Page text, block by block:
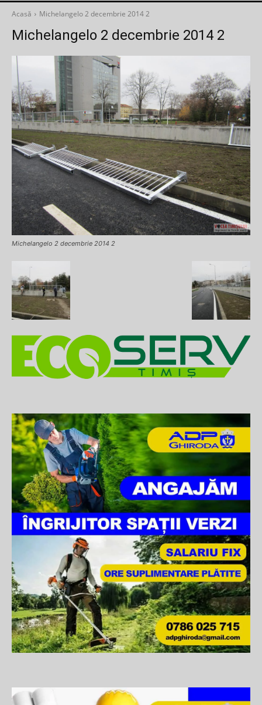
Acasă Michelangelo 2 decembrie 2014 2
Michelangelo 2 decembrie 2014 2
Michelangelo 2 decembrie 2014 2